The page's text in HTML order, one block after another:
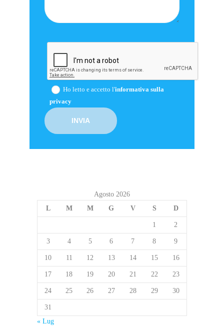
Ho letto e accetto l'informativa sulla
privacy
Agosto 2026
L
M M G V S D
1 2
3 4 5 6 7 8 9
10 11 12 13 14 15 16
17 18 19 20 21 22 23
24 25 26 27 28 29 30
31
« Lug